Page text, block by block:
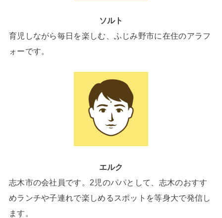
ソルト
育児しながら毎日を楽しむ、ふじみ野市に在住のアラフ
ォーです。
エルク
志木市の会社員です。2児のパパとして、志木のおすす
めランチや子連れで楽しめるスポットを等身大で発信し
ます。